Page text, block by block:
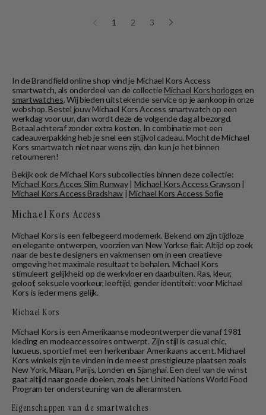
1 2 3
In de Brandfield online shop vind je Michael Kors Access
smartwatch, als onderdeel van de collectieMichael Kors horloges en
smartwatches. Wij bieden uitstekende service op je aankoop in onze
webshop. Bestel jouw Michael Kors Access smartwatch op een
werkdag voor uur, dan wordt deze de volgende dag al bezorgd.
Betaal achteraf zonder extra kosten. In combinatie met een
cadeauverpakking heb je snel een stijlvol cadeau. Mocht de Michael
Kors smartwatch niet naar wens zijn, dan kun je het binnen
retourneren!
Bekijk ook de Michael Kors subcollecties binnen deze collectie:
Michael Kors Acces Slim Runway| Michael Kors Access Grayson |
Michael Kors Access Bradshaw |Michael Kors Access Sofie
Michael Kors Access
Michael Kors is een felbegeerd modemerk. Bekend om zijn tijdloze
en elegante ontwerpen, voorzien van New Yorkse flair. Altijd op zoek
naar de beste designers en vakmensen om in een creatieve
omgeving het maximale resultaat te behalen. Michael Kors
stimuleert gelijkheid op de werkvloer en daarbuiten. Ras, kleur,
geloof, seksuele voorkeur, leeftijd, gender identiteit: voor Michael
Kors is ieder mens gelijk.
Michael Kors
Michael Kors is een Amerikaanse modeontwerper die vanaf 1981
kleding en modeaccessoires ontwerpt. Zijn stijl is casual chic,
luxueus, sportief met een herkenbaar Amerikaans accent. Michael
Kors winkels zijn te vinden in de meest prestigieuze plaatsen zoals
New York, Milaan, Parijs, Londen en Sjanghai. Een deel van de winst
gaat altijd naar goede doelen, zoals het United Nations World Food
Program ter ondersteuning van de allerarmsten.
Eigenschappen van de smartwatches